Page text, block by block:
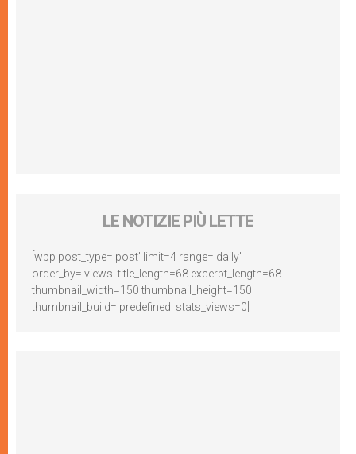
LE NOTIZIE PIÙ LETTE
[wpp post_type='post' limit=4 range='daily'
order_by='views' title_length=68 excerpt_length=68
thumbnail_width=150 thumbnail_height=150
thumbnail_build='predefined' stats_views=0]